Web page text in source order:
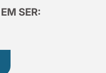
SER: